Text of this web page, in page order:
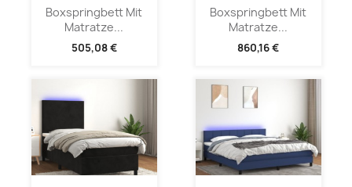
Boxspringbett Mit
Matratze...
505,08 €
Boxspringbett Mit
Matratze...
860,16 €